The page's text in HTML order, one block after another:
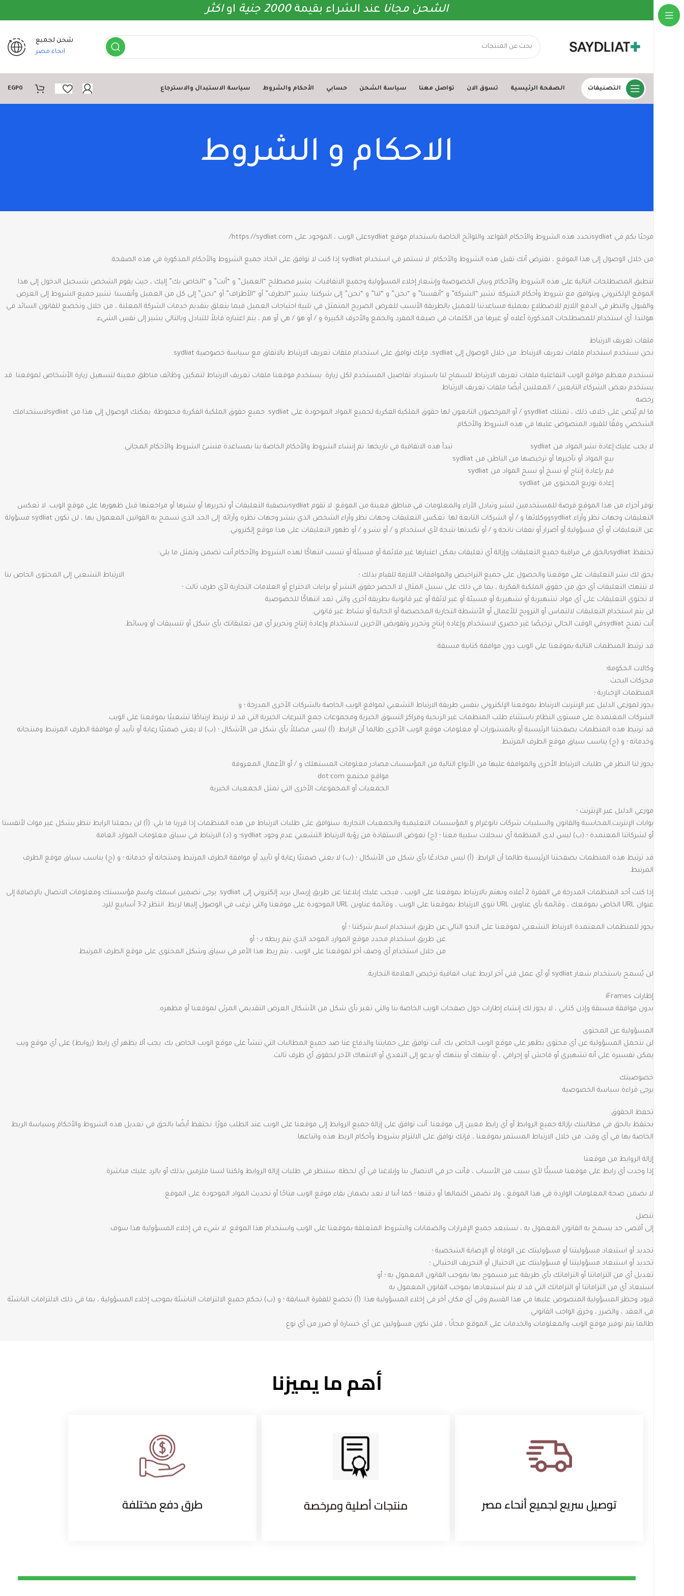
الشحن مجانا عند الشراء بقيمة2000 جنية اواكثر
شحن لجميع
انحاء مصر
التصنيفات الصفحة الرئيسية تسوق الان تواصل معنا سياسة الشحن حسابي الأحكام والشروط سياسة الاستبدال والاسترجاع EGP0
الاحكام و الشروط
مرحبًا بكم في sydliat تحدد هذه الشروط والأحكام القواعد واللوائح الخاصة باستخدام موقع sydliatعلى الويب ، الموجود على https://sydliat.com/.
من خلال الوصول إلى هذا الموقع ، نفترض أنك تقبل هذه الشروط والأحكام. لا تستمر في استخدام sydliat إذا كنت لا توافق على اتخاذ جميع الشروط والأحكام المذكورة في هذه الصفحة.
تنطبق المصطلحات التالية على هذه الشروط والأحكام وبيان الخصوصية وإشعار إخلاء المسؤولية وجميع الاتفاقيات: يشير مصطلح “العميل” و “أنت” و “الخاص بك” إليك ، حيث يقوم الشخص بتسجيل الدخول إلى هذا
الموقع الإلكتروني ويتوافق مع شروط وأحكام الشركة. تشير “الشركة” و “أنفسنا” و “نحن” و “لنا” و “نحن” إلى شركتنا. يشير “الطرف” أو “الأطراف” أو “نحن” إلى كل من العميل وأنفسنا. تشير جميع الشروط إلى العرض
والقبول والنظر في الدفع اللازم للاضطلاع بعملية مساعدتنا للعميل بالطريقة الأنسب للغرض الصريح المتمثل في تلبية احتياجات العميل فيما يتعلق بتقديم خدمات الشركة المعلنة ، من خلال وتخضع للقانون السائد في
هولندا. أي استخدام للمصطلحات المذكورة أعلاه أو غيرها من الكلمات في صيغة المفرد والجمع والأحرف الكبيرة و / أو هو / هي أو هم ، يتم اعتباره قابلاً للتبادل وبالتالي يشير إلى نفس الشيء.
ملفات تعريف الارتباط
نحن نستخدم استخدام ملفات تعريف الارتباط. من خلال الوصول إلى sydliat، فإنك توافق على استخدام ملفات تعريف الارتباط بالاتفاق مع سياسة خصوصية sydliat.
تستخدم معظم مواقع الويب التفاعلية ملفات تعريف الارتباط للسماح لنا باسترداد تفاصيل المستخدم لكل زيارة. يستخدم موقعنا ملفات تعريف الارتباط لتمكين وظائف مناطق معينة لتسهيل زيارة الأشخاص لموقعنا. قد
يستخدم بعض الشركاء التابعين / المعلنين أيضًا ملفات تعريف الارتباط.
رخصه
ما لم يُنص على خلاف ذلك ، تمتلك sydliatو / أو المرخصون التابعون لها حقوق الملكية الفكرية لجميع المواد الموجودة على sydliat. جميع حقوق الملكية الفكرية محفوظة. يمكنك الوصول إلى هذا من sydliatلاستخدامك
الشخصي وفقًا للقيود المنصوص عليها في هذه الشروط والأحكام.
لا يجب عليك:إعادة نشر المواد من sydliat
بيع المواد أو تأجيرها أو ترخيصها من الباطن من sydliat
قم بإعادة إنتاج أو نسخ أو نسخ المواد من sydliat
إعادة توزيع المحتوى من sydliat
تبدأ هذه الاتفاقية في تاريخها. تم إنشاء الشروط والأحكام الخاصة بنا بمساعدة منشئ الشروط والأحكام المجاني.
توفر أجزاء من هذا الموقع فرصة للمستخدمين لنشر وتبادل الآراء والمعلومات في مناطق معينة من الموقع. لا تقوم sydliatبتصفية التعليقات أو تحريرها أو نشرها أو مراجعتها قبل ظهورها على موقع الويب. لا تعكس
التعليقات وجهات نظر وآراء sydliatووكلائها و / أو الشركات التابعة لها. تعكس التعليقات وجهات نظر وآراء الشخص الذي ينشر وجهات نظره وآرائه. إلى الحد الذي تسمح به القوانين المعمول بها ، لن تكون sydliat مسؤولة
عن التعليقات أو أي مسؤولية أو أضرار أو نفقات ناتجة و / أو تكبدتها نتيجة لأي استخدام و / أو نشر و / أو ظهور التعليقات على هذا موقع إلكتروني.
تحتفظ sydliatبالحق في مراقبة جميع التعليقات وإزالة أي تعليقات يمكن اعتبارها غير ملائمة أو مسيئة أو تسبب انتهاكًا لهذه الشروط والأحكام. أنت تضمن وتمثل ما يلي:
يحق لك نشر التعليقات على موقعنا والحصول على جميع التراخيص والموافقات اللازمة للقيام بذلك ؛
لا تنتهك التعليقات أي حق من حقوق الملكية الفكرية ، بما في ذلك على سبيل المثال لا الحصر حقوق النشر أو براءات الاختراع أو العلامات التجارية لأي طرف ثالث ؛
لا تحتوي التعليقات على أي مواد تشهيرية أو تشهيرية أو مسيئة أو غير لائقة أو غير قانونية بطريقة أخرى والتي تعد انتهاكًا للخصوصية
لن يتم استخدام التعليقات لالتماس أو الترويج للأعمال أو الأنشطة التجارية المخصصة أو الحالية أو نشاط غير قانوني.
أنت تمنح sydliatفي الوقت الحالي ترخيصًا غير حصري لاستخدام وإعادة إنتاج وتحرير وتفويض الآخرين لاستخدام وإعادة إنتاج وتحرير أي من تعليقاتك بأي شكل أو تنسيقات أو وسائط.
الارتباط التشعبي إلى المحتوى الخاص بنا
قد ترتبط المنظمات التالية بموقعنا على الويب دون موافقة كتابية مسبقة:
وكالات الحكومة؛
محركات البحث
المنظمات الإخبارية ؛
يجوز لموزعي الدليل عبر الإنترنت الارتباط بموقعنا الإلكتروني بنفس طريقة الارتباط التشعبي لمواقع الويب الخاصة بالشركات الأخرى المدرجة ؛ و
الشركات المعتمدة على مستوى النظام باستثناء طلب المنظمات غير الربحية ومراكز التسوق الخيرية ومجموعات جمع التبرعات الخيرية التي قد لا ترتبط ارتباطًا تشعبيًا بموقعنا على الويب.
قد ترتبط هذه المنظمات بصفحتنا الرئيسية أو بالمنشورات أو معلومات موقع الويب الأخرى طالما أن الرابط: (أ) ليس مضللاً بأي شكل من الأشكال ؛ (ب) لا يعني ضمنيًا رعاية أو تأييد أو موافقة الطرف المرتبط ومنتجاته
وخدماته ؛ و (ج) يناسب سياق موقع الطرف المرتبط.
يجوز لنا النظر في طلبات الارتباط الأخرى والموافقة عليها من الأنواع التالية من المؤسسات:مصادر معلومات المستهلك و / أو الأعمال المعروفة
مواقع مجتمع dot.com
الجمعيات أو المجموعات الأخرى التي تمثل الجمعيات الخيرية
موزعي الدليل عبر الإنترنت ؛
بوابات الإنترنت,المحاسبة والقانون والسلبيات شركات نانوغرام و المؤسسات التعليمية والجمعيات التجارية. سنوافق على طلبات الارتباط من هذه المنظمات إذا قررنا ما يلي: (أ) لن يجعلنا الرابط ننظر بشكل غير موات لأنفسنا
أو لشركاتنا المعتمدة ؛ (ب) ليس لدى المنظمة أي سجلات سلبية معنا ؛ (ج) تعوض الاستفادة من رؤية الارتباط التشعبي عدم وجود sydliat؛ و (د) الارتباط في سياق معلومات الموارد العامة.
قد ترتبط هذه المنظمات بصفحتنا الرئيسية طالما أن الرابط: (أ) ليس مخادعًا بأي شكل من الأشكال ؛ (ب) لا يعني ضمنيًا رعاية أو تأييد أو موافقة الطرف المرتبط ومنتجاته أو خدماته ؛ و (ج) يناسب سياق موقع الطرف
المرتبط.
إذا كنت أحد المنظمات المدرجة في الفقرة 2 أعلاه وتهتم بالارتباط بموقعنا على الويب ، فيجب عليك إبلاغنا عن طريق إرسال بريد إلكتروني إلى sydliat. يرجى تضمين اسمك واسم مؤسستك ومعلومات الاتصال بالإضافة إلى
عنوان URL الخاص بموقعك ، وقائمة بأي عناوين URL تنوي الارتباط بموقعنا على الويب ، وقائمة عناوين URL الموجودة على موقعنا والتي ترغب في الوصول إليها لربط. انتظر 2-3 أسابيع للرد.
يجوز للمنظمات المعتمدة الارتباط التشعبي لموقعنا على النحو التالي:عن طريق استخدام اسم شركتنا ؛ أو
عن طريق استخدام محدد موقع الموارد الموحد الذي يتم ربطه بـ ؛ أو
من خلال استخدام أي وصف آخر لموقعنا على الويب ، يتم ربط هذا الأمر في سياق وشكل المحتوى على موقع الطرف المرتبط.
لن يُسمح باستخدام شعار sydliat أو أي عمل فني آخر لربط غياب اتفاقية ترخيص العلامة التجارية.
إطارات iFrames
بدون موافقة مسبقة وإذن كتابي ، لا يجوز لك إنشاء إطارات حول صفحات الويب الخاصة بنا والتي تغير بأي شكل من الأشكال العرض التقديمي المرئي لموقعنا أو مظهره.
المسؤولية عن المحتوى
لن نتحمل المسؤولية عن أي محتوى يظهر على موقع الويب الخاص بك. أنت توافق على حمايتنا والدفاع عنا ضد جميع المطالبات التي تنشأ على موقع الويب الخاص بك. يجب ألا يظهر أي رابط (روابط) على أي موقع ويب
يمكن تفسيره على أنه تشهيري أو فاحش أو إجرامي ، أو ينتهك أو ينتهك أو يدعو إلى التعدي أو الانتهاك الآخر لحقوق أي طرف ثالث.
خصوصيتك
يرجى قراءة سياسة الخصوصية
تحفظ الحقوق
نحتفظ بالحق في مطالبتك بإزالة جميع الروابط أو أي رابط معين إلى موقعنا. أنت توافق على إزالة جميع الروابط إلى موقعنا على الويب عند الطلب فورًا. نحتفظ أيضًا بالحق في تعديل هذه الشروط والأحكام وسياسة الربط
الخاصة بها في أي وقت. من خلال الارتباط المستمر بموقعنا ، فإنك توافق على الالتزام بشروط وأحكام الربط هذه واتباعها.
إزالة الروابط من موقعنا
إذا وجدت أي رابط على موقعنا مسيئًا لأي سبب من الأسباب ، فأنت حر في الاتصال بنا وإبلاغنا في أي لحظة. سننظر في طلبات إزالة الروابط ولكننا لسنا ملزمين بذلك أو بالرد عليك مباشرة.
لا نضمن صحة المعلومات الواردة في هذا الموقع ، ولا نضمن اكتمالها أو دقتها ؛ كما أننا لا نعد بضمان بقاء موقع الويب متاحًا أو تحديث المواد الموجودة على الموقع.
تنصل
إلى أقصى حد يسمح به القانون المعمول به ، نستبعد جميع الإقرارات والضمانات والشروط المتعلقة بموقعنا على الويب واستخدام هذا الموقع. لا شيء في إخلاء المسؤولية هذا سوف:
تحديد أو استبعاد مسؤوليتنا أو مسؤوليتك عن الوفاة أو الإصابة الشخصية ؛
تحديد أو استبعاد مسؤوليتنا أو مسؤوليتك عن الاحتيال أو التحريف الاحتيالي ؛
تعديل أي من التزاماتنا أو التزاماتك بأي طريقة غير مسموح بها بموجب القانون المعمول به ؛ أو
استبعاد أي من التزاماتنا أو التزاماتك التي قد لا يتم استبعادها بموجب القانون المعمول به.
قيود وحظر المسؤولية المنصوص عليها في هذا القسم وفي أي مكان آخر في إخلاء المسؤولية هذا: (أ) تخضع للفقرة السابقة ؛ و (ب) تحكم جميع الالتزامات الناشئة بموجب إخلاء المسؤولية ، بما في ذلك الالتزامات الناشئة
في العقد ، والضرر ، وخرق الواجب القانوني.
طالما يتم توفير موقع الويب والمعلومات والخدمات على الموقع مجانًا ، فلن نكون مسؤولين عن أي خسارة أو ضرر من أي نوع.
أهم ما يميزنا
توصيل سريع لجميع أنحاء مصر منتجات أصلية ومرخصة طرق دفع مختلفة